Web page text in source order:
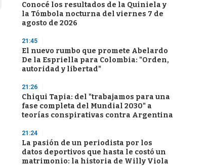
Conocé los resultados de la Quiniela y
la Tómbola nocturna del viernes 7 de
agosto de 2026
21:45
El nuevo rumbo que promete Abelardo
De la Espriella para Colombia: "Orden,
autoridad y libertad"
21:26
Chiqui Tapia: del "trabajamos para una
fase completa del Mundial 2030" a
teorías conspirativas contra Argentina
21:24
La pasión de un periodista por los
datos deportivos que hasta le costó un
matrimonio: la historia de Willy Viola